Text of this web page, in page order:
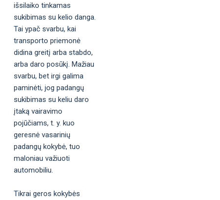
išsilaiko tinkamas
sukibimas su kelio danga.
Tai ypač svarbu, kai
transporto priemonė
didina greitį arba stabdo,
arba daro posūkį. Mažiau
svarbu, bet irgi galima
paminėti, jog padangų
sukibimas su keliu daro
įtaką vairavimo
pojūčiams, t. y. kuo
geresnė vasarinių
padangų kokybė, tuo
maloniau važiuoti
automobiliu.
Tikrai geros kokybės